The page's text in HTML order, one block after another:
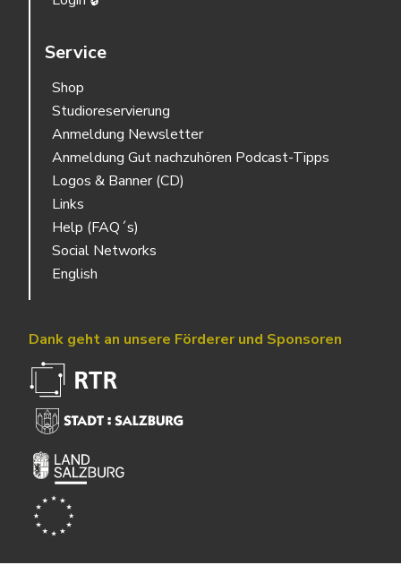
Service
Shop
Studioreservierung
Anmeldung Newsletter
Anmeldung Gut nachzuhören Podcast-Tipps
Logos & Banner (CD)
Links
Help (FAQ´s)
Social Networks
English
Dank geht an unsere Förderer und Sponsoren